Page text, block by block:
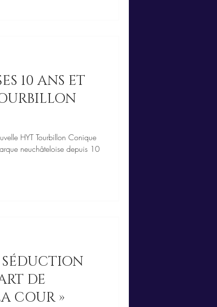
10 ANS ET
HYT Tourbillon Conique
neuchâteloise depuis 10
SÉDUCTION
DE
COUR »